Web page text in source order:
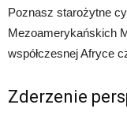
Poznasz starożytne
Mezoamerykańskich
współczesnej Afryce
Zderzenie